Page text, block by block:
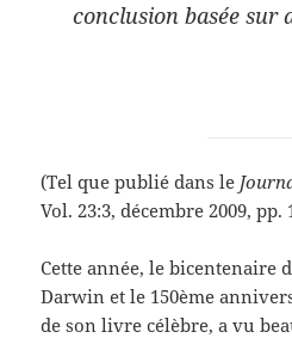
conclusion basée sur
(Tel que publié dans le
Vol. 23:3, décembre 2009, pp.
Cette année, le bicentenaire
Darwin et le 150ème
de son livre célèbre, a vu